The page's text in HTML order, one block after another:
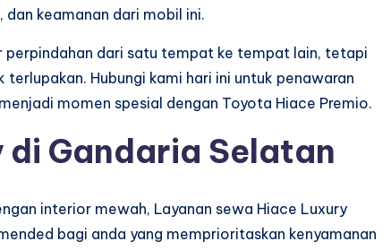
dan keamanan dari mobil ini.
perpindahan dari satu tempat ke tempat lain, tetapi
Hubungi kami hari ini untuk penawaran
momen spesial dengan Toyota Hiace Premio.
di Gandaria Selatan
interior mewah, Layanan sewa Hiace Luxury
bagi anda yang memprioritaskan kenyamanan